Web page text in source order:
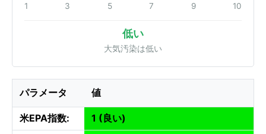
1 3 5 7 9 10
低い
大気汚染は低い
パラメータ 値
米EPA指数:
1 (良い)